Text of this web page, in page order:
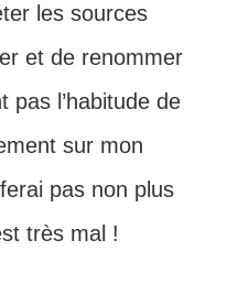
les sources
et de renommer
pas l’habitude de
sur mon
pas non plus
très mal !